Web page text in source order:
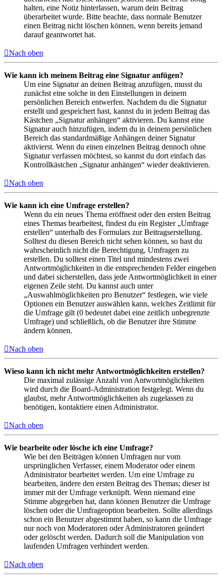
halten, eine Notiz hinterlassen, warum dein Beitrag
überarbeitet wurde. Bitte beachte, dass normale Benutzer
einen Beitrag nicht löschen können, wenn bereits jemand
darauf geantwortet hat.
Nach oben
Wie kann ich meinem Beitrag eine Signatur anfügen?
Um eine Signatur an deinen Beitrag anzufügen, musst du
zunächst eine solche in den Einstellungen in deinem
persönlichen Bereich entwerfen. Nachdem du die Signatur
erstellt und gespeichert hast, kannst du in jedem Beitrag das
Kästchen „Signatur anhängen“ aktivieren. Du kannst eine
Signatur auch hinzufügen, indem du in deinem persönlichen
Bereich das standardmäßige Anhängen deiner Signatur
aktivierst. Wenn du einen einzelnen Beitrag dennoch ohne
Signatur verfassen möchtest, so kannst du dort einfach das
Kontrollkästchen „Signatur anhängen“ wieder deaktivieren.
Nach oben
Wie kann ich eine Umfrage erstellen?
Wenn du ein neues Thema eröffnest oder den ersten Beitrag
eines Themas bearbeitest, findest du ein Register „Umfrage
erstellen“ unterhalb des Formulars zur Beitragserstellung.
Solltest du diesen Bereich nicht sehen können, so hast du
wahrscheinlich nicht die Berechtigung, Umfragen zu
erstellen. Du solltest einen Titel und mindestens zwei
Antwortmöglichkeiten in die entsprechenden Felder eingeben
und dabei sicherstellen, dass jede Antwortmöglichkeit in einer
eigenen Zeile steht. Du kannst auch unter
„Auswahlmöglichkeiten pro Benutzer“ festlegen, wie viele
Optionen ein Benutzer auswählen kann, welches Zeitlimit für
die Umfrage gilt (0 bedeutet dabei eine zeitlich unbegrenzte
Umfrage) und schließlich, ob die Benutzer ihre Stimme
ändern können.
Nach oben
Wieso kann ich nicht mehr Antwortmöglichkeiten erstellen?
Die maximal zulässige Anzahl von Antwortmöglichkeiten
wird durch die Board-Administration festgelegt. Wenn du
glaubst, mehr Antwortmöglichkeiten als zugelassen zu
benötigen, kontaktiere einen Administrator.
Nach oben
Wie bearbeite oder lösche ich eine Umfrage?
Wie bei den Beiträgen können Umfragen nur vom
ursprünglichen Verfasser, einem Moderator oder einem
Administrator bearbeitet werden. Um eine Umfrage zu
bearbeiten, ändere den ersten Beitrag des Themas; dieser ist
immer mit der Umfrage verknüpft. Wenn niemand eine
Stimme abgegeben hat, dann können Benutzer die Umfrage
löschen oder die Umfrageoption bearbeiten. Sollte allerdings
schon ein Benutzer abgestimmt haben, so kann die Umfrage
nur noch von Moderatoren oder Administratoren geändert
oder gelöscht werden. Dadurch soll die Manipulation von
laufenden Umfragen verhindert werden.
Nach oben